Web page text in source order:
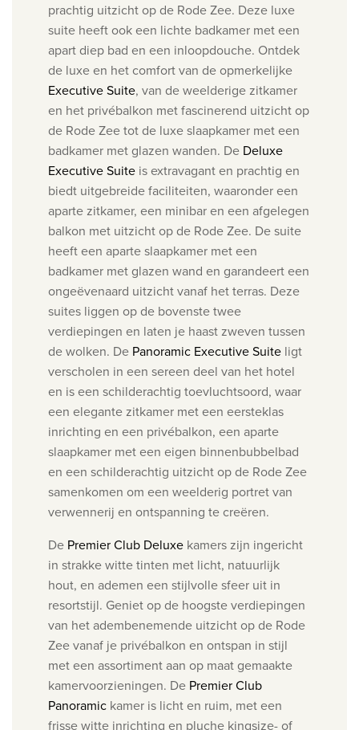
prachtig uitzicht op de Rode Zee. Deze luxe
suite heeft ook een lichte badkamer met een
apart diep bad en een inloopdouche. Ontdek
de luxe en het comfort van de opmerkelijke
Executive Suite, van de weelderige zitkamer
en het privébalkon met fascinerend uitzicht op
de Rode Zee tot de luxe slaapkamer met een
badkamer met glazen wanden. De Deluxe
Executive Suite is extravagant en prachtig en
biedt uitgebreide faciliteiten, waaronder een
aparte zitkamer, een minibar en een afgelegen
balkon met uitzicht op de Rode Zee. De suite
heeft een aparte slaapkamer met een
badkamer met glazen wand en garandeert een
ongeëvenaard uitzicht vanaf het terras. Deze
suites liggen op de bovenste twee
verdiepingen en laten je haast zweven tussen
de wolken. De Panoramic Executive Suite ligt
verscholen in een sereen deel van het hotel
en is een schilderachtig toevluchtsoord, waar
een elegante zitkamer met een eersteklas
inrichting en een privébalkon, een aparte
slaapkamer met een eigen binnenbubbelbad
en een schilderachtig uitzicht op de Rode Zee
samenkomen om een weelderig portret van
verwennerij en ontspanning te creëren.
De Premier Club Deluxe kamers zijn ingericht
in strakke witte tinten met licht, natuurlijk
hout, en ademen een stijlvolle sfeer uit in
resortstijl. Geniet op de hoogste verdiepingen
van het adembenemende uitzicht op de Rode
Zee vanaf je privébalkon en ontspan in stijl
met een assortiment aan op maat gemaakte
kamervoorzieningen. De Premier Club
Panoramic kamer is licht en ruim, met een
frisse witte inrichting en pluche kingsize- of